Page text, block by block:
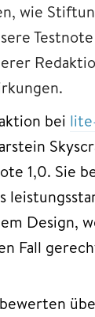
wie
bei
1,0. Sie
Design,
Fall